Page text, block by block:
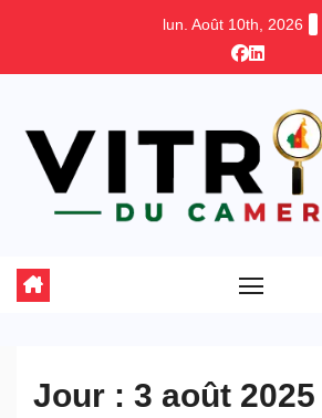
lun. Août 10th, 2026
Jour : 3 août 2025